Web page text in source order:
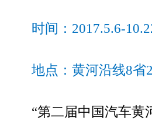
时间：2017.5.6-
地点：黄河沿线8省
“第二届中国汽车黄